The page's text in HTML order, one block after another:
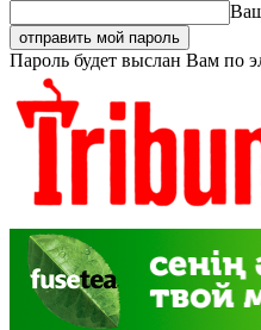
Пароль будет выслан Вам по